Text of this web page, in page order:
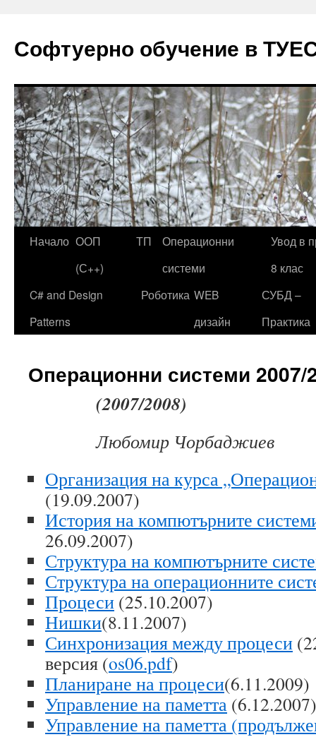
Софтуерно обучение в
Към
съдържанието
Начало ООП
(С++)
ТП
Операционни
системи
Увод в
8 клас
C# and Design
Patterns
Роботика WEB
дизайн
СУБД –
Практика
Операционни системи 2007/
(2007/2008)
Любомир Чорбаджиев
Организация на курса
(19.09.2007)
История на компютърните
26.09.2007)
Структура на компютърните
Структура на операционните
Процеси (25.10.2007)
Нишки(8.11.2007)
Синхронизация между процеси
версия (os06.pdf)
Планиране на процеси(6.11.2009)
Управление на паметта (6.12.2007)
Управление на паметта